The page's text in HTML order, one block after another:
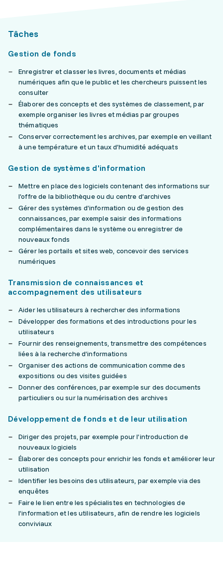
Tâches
Gestion de fonds
Enregistrer et classer les livres, documents et médias
numériques afin que le public et les chercheurs puissent les
consulter
Élaborer des concepts et des systèmes de classement, par
exemple organiser les livres et médias par groupes
thématiques
Conserver correctement les archives, par exemple en veillant
à une température et un taux d’humidité adéquats
Gestion de systèmes d'information
Mettre en place des logiciels contenant des informations sur
l'offre de la bibliothèque ou du centre d’archives
Gérer des systèmes d’information ou de gestion des
connaissances, par exemple saisir des informations
complémentaires dans le système ou enregistrer de
nouveaux fonds
Gérer les portails et sites web, concevoir des services
numériques
Transmission de connaissances et
accompagnement des utilisateurs
Aider les utilisateurs à rechercher des informations
Développer des formations et des introductions pour les
utilisateurs
Fournir des renseignements, transmettre des compétences
liées à la recherche d’informations
Organiser des actions de communication comme des
expositions ou des visites guidées
Donner des conférences, par exemple sur des documents
particuliers ou sur la numérisation des archives
Développement de fonds et de leur utilisation
Diriger des projets, par exemple pour l’introduction de
nouveaux logiciels
Élaborer des concepts pour enrichir les fonds et améliorer leur
utilisation
Identifier les besoins des utilisateurs, par exemple via des
enquêtes
Faire le lien entre les spécialistes en technologies de
l’information et les utilisateurs, afin de rendre les logiciels
conviviaux